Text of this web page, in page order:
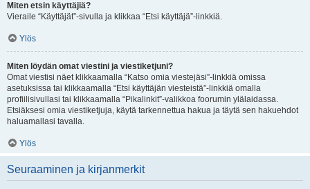
Miten etsin käyttäjiä?
Vieraile “Käyttäjät”-sivulla ja klikkaa “Etsi käyttäjä”-linkkiä.
Ylös
Miten löydän omat viestini ja viestiketjuni?
Omat viestisi näet klikkaamalla “Katso omia viestejäsi”-linkkiä omissa
asetuksissa tai klikkaamalla “Etsi käyttäjän viesteistä”-linkkiä omalla
profiilisivullasi tai klikkaamalla “Pikalinkit”-valikkoa foorumin ylälaidassa.
Etsiäksesi omia viestiketjuja, käytä tarkennettua hakua ja täytä sen hakuehdot
haluamallasi tavalla.
Ylös
Seuraaminen ja kirjanmerkit